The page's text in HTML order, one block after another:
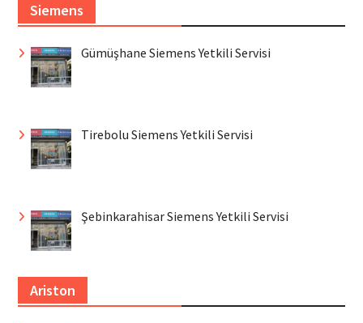
Siemens
Gümüşhane Siemens Yetkili Servisi
Tirebolu Siemens Yetkili Servisi
Şebinkarahisar Siemens Yetkili Servisi
Ariston